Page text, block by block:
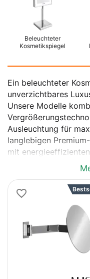
Beleuchteter
Kosmetikspiegel
Ein beleuchteter
unverzichtbares
Unsere Modelle
Ausleuchtung für
langlebigen
mit
perfekte Sicht und
Besonders
nicht nur die
einen nachhaltigen
Unsere
durch höchste
Vergrößerung und
perfekte Ergänzung